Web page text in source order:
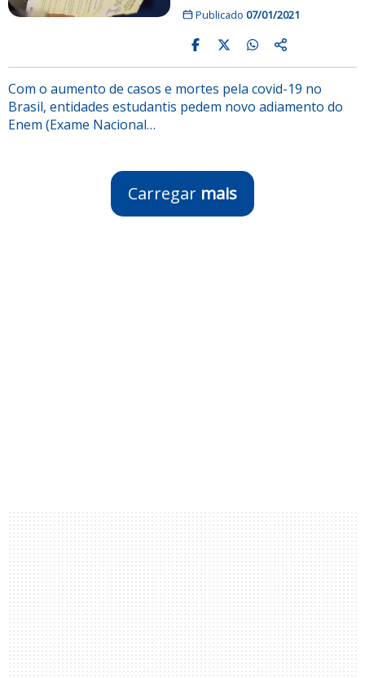
Publicado 07/01/2021
Com o aumento de casos e mortes pela covid-19 no
Brasil, entidades estudantis pedem novo adiamento do
Enem (Exame Nacional…
Carregar mais